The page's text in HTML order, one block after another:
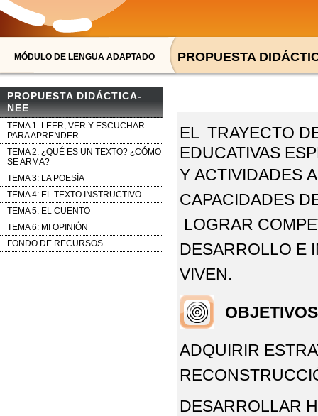
MÓDULO DE LENGUA ADAPTADO
PROPUESTA DIDÁCTICA-
NEE
TEMA 1: LEER, VER Y ESCUCHAR
PARA APRENDER
TEMA 2: ¿QUÉ ES UN TEXTO? ¿CÓMO
SE ARMA?
TEMA 3: LA POESÍA
TEMA 4: EL TEXTO INSTRUCTIVO
TEMA 5: EL CUENTO
TEMA 6: MI OPINIÓN
FONDO DE RECURSOS
PROPUESTA
EL TRAYECTO
EDUCATIVAS
Y ACTIVIDADES
CAPACIDADES
LOGRAR
DESARROLLO E
VIVEN.
ADQUIRIR
DESARROLLAR